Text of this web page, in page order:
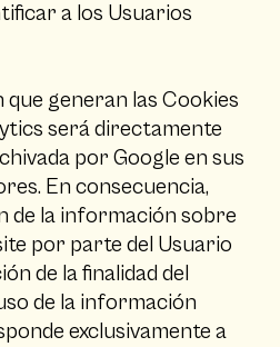
a los Usuarios
generan las Cookies
será directamente
por Google en sus
En consecuencia,
de la información sobre
por parte del Usuario
de la finalidad del
de la información
exclusivamente a